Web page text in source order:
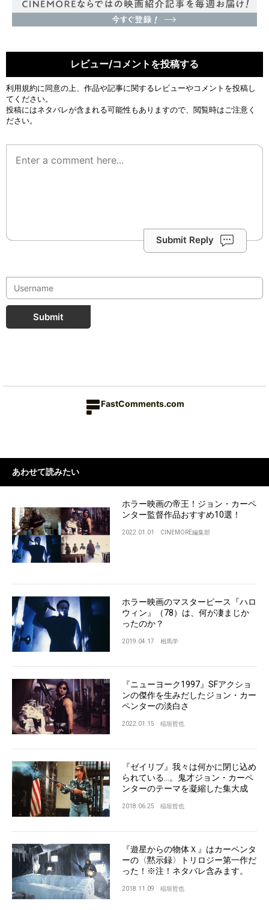
レビュー/コメントを投稿する
利用規約に同意の上、作品や記事に関するレビューやコメントを投稿し
てください。
投稿にはネタバレが含まれる可能性もありますので、閲覧時はご注意く
ださい。
Submit Reply
Submit
FastComments.com
あわせて読みたい
ホラー映画の帝王！ジョン・カーペ
ンター監督作品おすすめ10選！
2022.01.01 CINEMORE編集部
ホラー映画のマスターピース『ハロ
ウィン』（78）は、何が凄まじか
ったのか？
2019.04.17 相馬学
『ニューヨーク1997』SFアクショ
ンの傑作を生みだしたジョン・カー
ペンターの淡白さ
2022.01.15 稲垣哲也
『ゼイリブ』我々は何かに閉じ込め
られている…。鬼才ジョン・カーペ
ンターのテーマを凝縮した集大成
2018.06.25 稲垣哲也
『遊星からの物体Ｘ』はカーペンタ
ーの〈黙示録〉トリロジー第一作だ
った！※注！ネタバレ含みます。
2018.11.09 稲垣哲也